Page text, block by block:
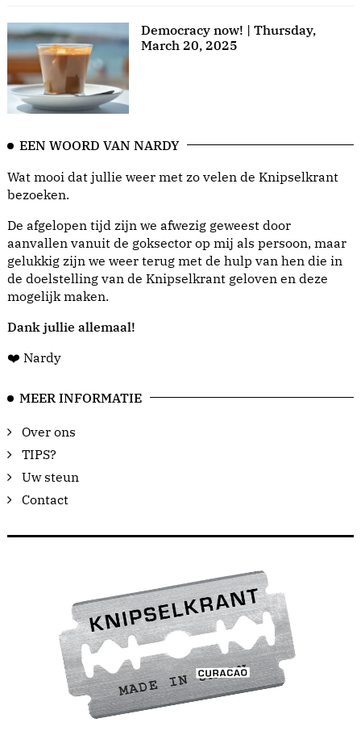
Democracy now! | Thursday,
March 20, 2025
EEN WOORD VAN NARDY
Wat mooi dat jullie weer met zo velen de Knipselkrant
bezoeken.
De afgelopen tijd zijn we afwezig geweest door
aanvallen vanuit de goksector op mij als persoon, maar
gelukkig zijn we weer terug met de hulp van hen die in
de doelstelling van de Knipselkrant geloven en deze
mogelijk maken.
Dank jullie allemaal!
❤️ Nardy
MEER INFORMATIE
Over ons
TIPS?
Uw steun
Contact